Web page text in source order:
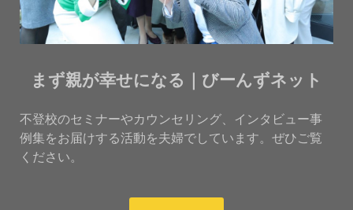
まず親が幸せになる｜びーんずネット
不登校のセミナーやカウンセリング、インタビュー事
例集をお届けする活動を夫婦でしています。ぜひご覧
ください。